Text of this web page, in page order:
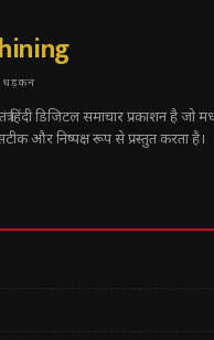
धड़कन
हिंदी डिजिटल समाचार प्रकाशन है जो
और निष्पक्ष रूप से प्रस्तुत करता है।